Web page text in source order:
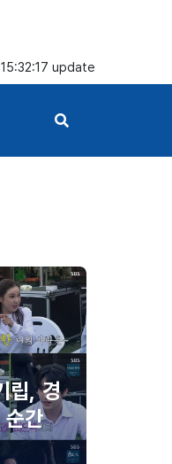
update
립, 경
순간